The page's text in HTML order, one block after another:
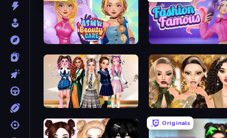
ASMR Beauty Care Fashion Famous
Back To School: Uniforms Edition Autumn Glam Gala
Originals